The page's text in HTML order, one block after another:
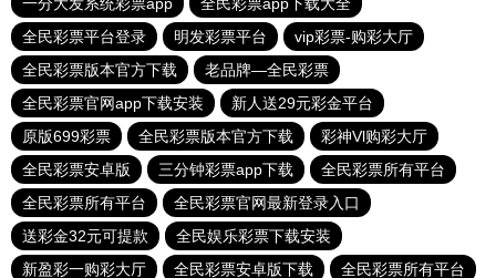
一分大发系统彩票app
全民彩票app下载大全
全民彩票平台登录
明发彩票平台
vip彩票-购彩大厅
全民彩票版本官方下载
老品牌—全民彩票
全民彩票官网app下载安装
新人送29元彩金平台
原版699彩票
全民彩票版本官方下载
彩神Vl购彩大厅
全民彩票安卓版
三分钟彩票app下载
全民彩票所有平台
全民彩票所有平台
全民彩票官网最新登录入口
送彩金32元可提款
全民娱乐彩票下载安装
新盈彩一购彩大厅
全民彩票安卓版下载 全民彩票所有平台